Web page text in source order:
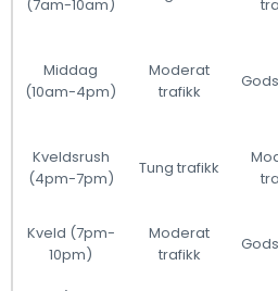
(7am-10am)
Middag
(10am-4pm)
Moderat
trafikk
Kveldsrush
(4pm-7pm)
Tung trafikk
Kveld (7pm-
10pm)
Moderat
trafikk